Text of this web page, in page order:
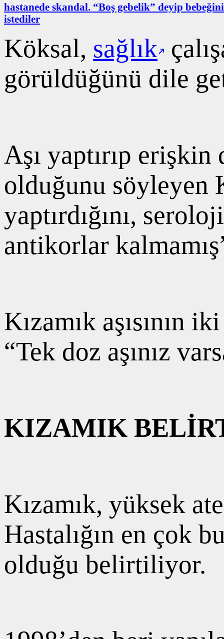
hastanede skandal. “Boş gebelik” deyip
istediler
Köksal, sağlık
görüldüğünü dile
Aşı yaptırıp erişkin
olduğunu söyleyen
yaptırdığını,
antikorlar
Kızamık aşısının
“Tek doz aşınız
KIZAMIK
Kızamık, yüksek
Hastalığın en çok
olduğu belirtiliyor.